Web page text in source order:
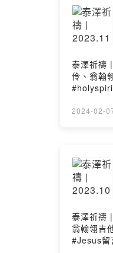
泰澤祈禱
伶、翁翰
2024-02-
泰澤祈禱
翁翰翎吉
#Jesus